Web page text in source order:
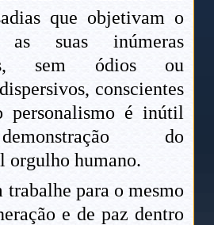
que objetivam o
suas inúmeras
sem ódios ou
conscientes
personalismo é inútil
do
humano.
trabalhe para o mesmo
e de paz dentro